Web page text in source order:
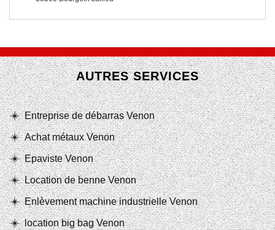
AUTRES SERVICES
Entreprise de débarras Venon
Achat métaux Venon
Epaviste Venon
Location de benne Venon
Enlèvement machine industrielle Venon
location big bag Venon